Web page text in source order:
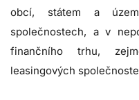
obcí, státem a
společnostech, a v
finančního trhu,
leasingových